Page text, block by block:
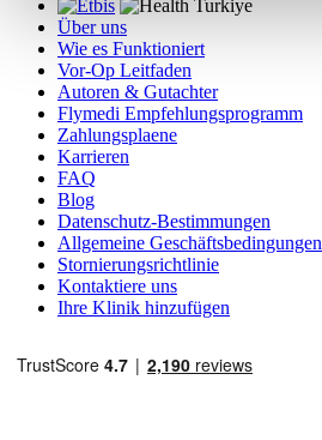
Über uns
Wie es Funktioniert
Vor-Op Leitfaden
Autoren & Gutachter
Flymedi Empfehlungsprogramm
Zahlungsplaene
Karrieren
FAQ
Blog
Datenschutz-Bestimmungen
Allgemeine Geschäftsbedingungen
Stornierungsrichtlinie
Kontaktiere uns
Ihre Klinik hinzufügen